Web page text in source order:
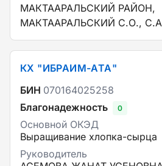
МАКТААРАЛЬСКИЙ РАЙОН,
МАКТААРАЛЬСКИЙ С.О.,
КХ "ИБРАИМ-АТА"
БИН 070164025258
Благонадежность
0
Основной ОКЭД
Выращивание хлопка-сырца
Руководитель